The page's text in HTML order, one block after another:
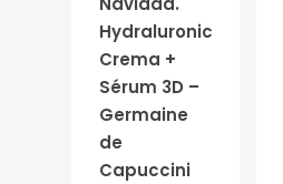
Hydraluronic
Crema +
Sérum 3D –
Germaine
de
Capuccini